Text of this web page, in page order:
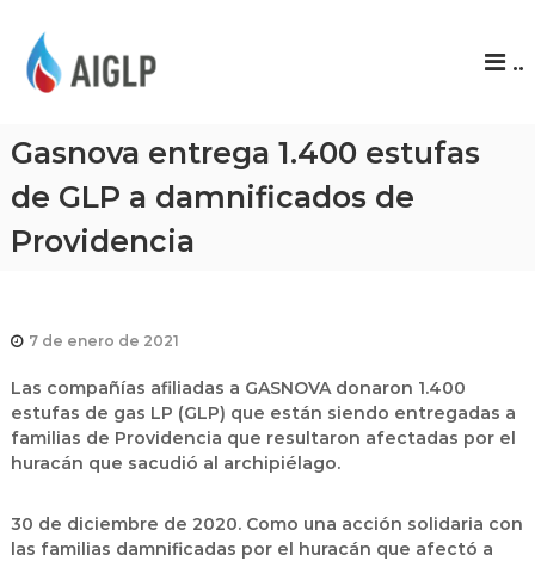
P
..
Gasnova entrega 1.400 estufas
de GLP a damnificados de
Providencia
7 de enero de 2021
Las compañías afiliadas a GASNOVA donaron 1.400
estufas de gas LP (GLP) que están siendo entregadas a
familias de Providencia que resultaron afectadas por el
huracán que sacudió al archipiélago.
30 de diciembre de 2020. Como una acción solidaria con
las familias damnificadas por el huracán que afectó a